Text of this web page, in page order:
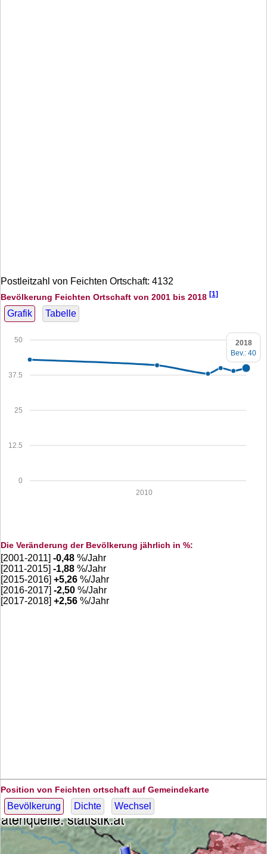
Postleitzahl von Feichten Ortschaft: 4132
Bevölkerung Feichten Ortschaft von 2001 bis 2018 [1]
Grafik Tabelle
0
12.5
25
37.5
50
2010
2018
Bev.: 40
Die Veränderung der Bevölkerung jährlich in %:
[2001-2011] -0,48 %/Jahr
[2011-2015] -1,88 %/Jahr
[2015-2016] +5,26 %/Jahr
[2016-2017] -2,50 %/Jahr
[2017-2018] +2,56 %/Jahr
Position von Feichten ortschaft auf Gemeindekarte
Bevölkerung Dichte Wechsel